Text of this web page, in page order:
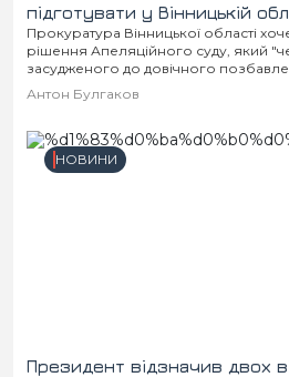
підготувати у Вінницькій
Прокуратура Вінницької області
рішення Апеляційного суду, який
засудженого до довічного
Антон Булгаков
НОВИНИ
Президент відзначив двох